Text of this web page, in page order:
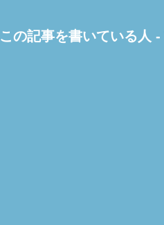
この記事を書いている人 -